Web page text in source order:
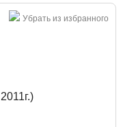
Убрать из избранного